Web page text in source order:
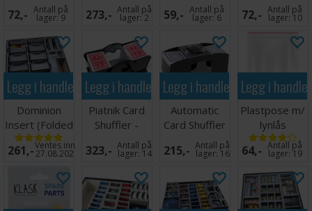
72,- Antall på
lager:9
(Fra Folded
Space)
273,- Antall på
lager:2
90stk
81x122mm
59,- Antall på
lager:6 72,- Antall på
lager: 10
Legg i handlekurven
Dominion
Insert (Folded
Space)
261,-Ventes inn
27.08.2026
Legg i handlekurven
Piatnik Card
Shuffler -
Manuell
323,- Antall på
lager: 14
Legg i handlekurven
Automatic
Card Shuffler
215,- Antall på
lager: 16
Legg i
Plastpose m/
lynlås
5,5x6,5cm -
100stk
64,- Antall på
lager: 19